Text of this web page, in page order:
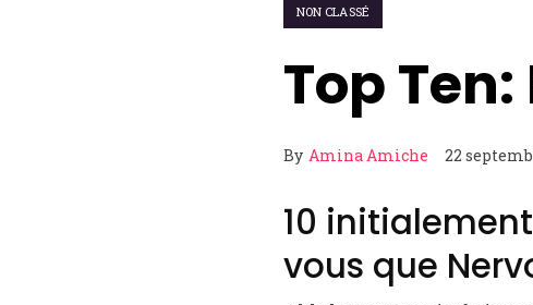
NON CLASSÉ
Top
By Amina Amiche 22
10
vous que